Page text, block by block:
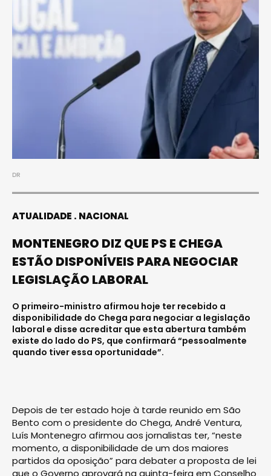
DR
ATUALIDADE NACIONAL
MONTENEGRO DIZ QUE PS E CHEGA
ESTÃO DISPONÍVEIS PARA NEGOCIAR
LEGISLAÇÃO LABORAL
O primeiro-ministro afirmou hoje ter recebido a
disponibilidade do Chega para negociar a legislação
laboral e disse acreditar que esta abertura também
existe do lado do PS, que confirmará “pessoalmente
quando tiver essa oportunidade”.
Depois de ter estado hoje à tarde reunido em São
Bento com o presidente do Chega, André Ventura,
Luís Montenegro afirmou aos jornalistas ter, “neste
momento, a disponibilidade de um dos maiores
partidos da oposição” para debater a proposta de lei
que o Governo aprovará na quinta-feira em Conselho